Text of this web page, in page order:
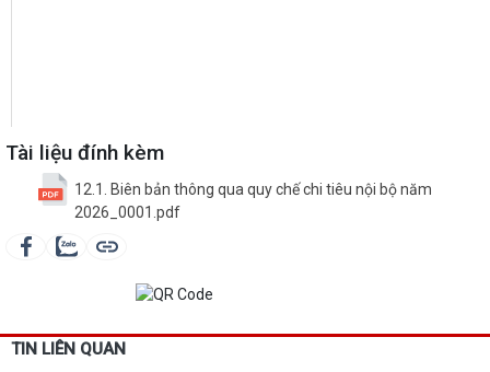
Tài liệu đính kèm
12.1. Biên bản thông qua quy chế chi tiêu nội bộ năm
2026_0001.pdf
TIN LIÊN QUAN